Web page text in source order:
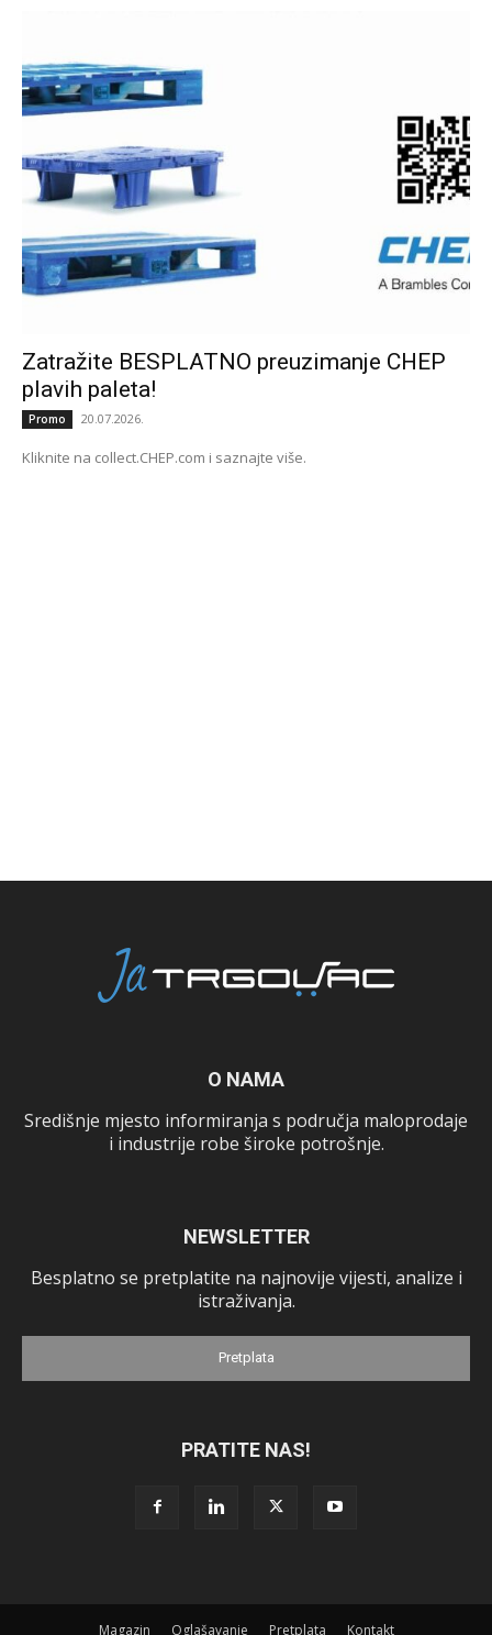
Zatražite BESPLATNO preuzimanje CHEP
plavih paleta!
Promo 20.07.2026.
Kliknite na collect.CHEP.com i saznajte više.
O NAMA
Središnje mjesto informiranja s područja maloprodaje
i industrije robe široke potrošnje.
NEWSLETTER
Besplatno se pretplatite na najnovije vijesti, analize i
istraživanja.
Pretplata
PRATITE NAS!
Magazin Oglašavanje Pretplata Kontakt